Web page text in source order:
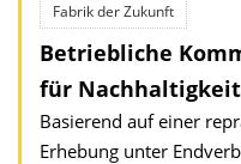
Fabrik der Zukunft
Betriebliche
für Nachhaltigkeit
Basierend auf einer
Erhebung unter